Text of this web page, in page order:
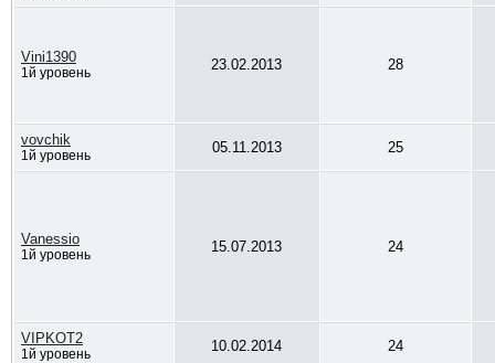
Vini1390
1й уровень 23.02.2013 28
vovchik
1й уровень 05.11.2013 25
Vanessio
1й уровень 15.07.2013 24
VIPKOT2
1й уровень 10.02.2014 24